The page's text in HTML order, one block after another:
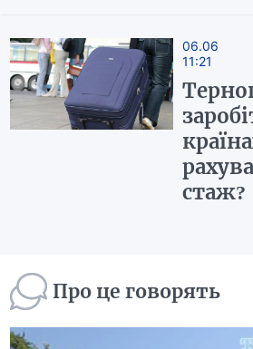
06.06
11:21
стаж?
Про це говорять